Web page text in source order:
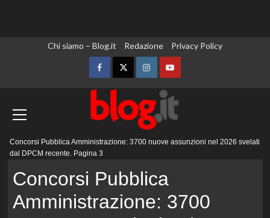
Chi siamo – Blog.it Redazione Privacy Policy
FacebookTwitterInstagramYouTube
principale
Concorsi Pubblica Amministrazione: 3700 nuove assunzioni nel 2026 svelati
dal DPCM recente. Pagina 3
Concorsi Pubblica
Amministrazione: 3700